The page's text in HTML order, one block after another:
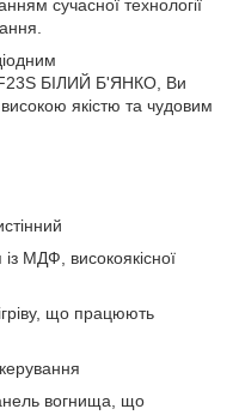
сучасної технології
БІЛИЙ Б'ЯНКО, Ви
якістю та чудовим
із МДФ, високоякісної
що працюють
вогнища, що